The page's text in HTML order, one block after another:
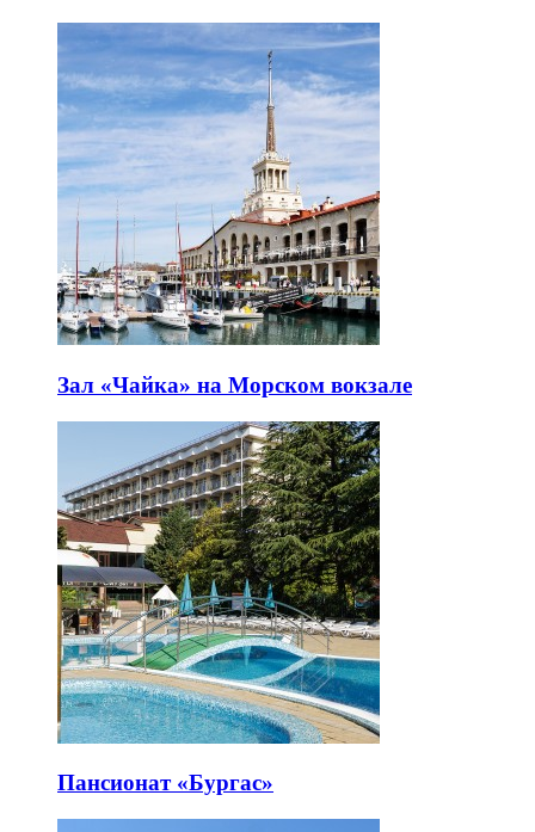
Зал «Чайка» на Морском вокзале
Пансионат «Бургас»